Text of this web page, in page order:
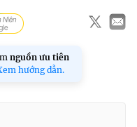
nguồn ưu tiên
hướng dẫn.